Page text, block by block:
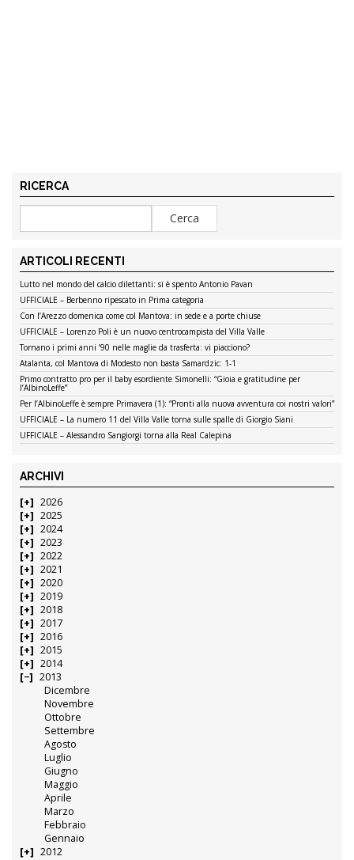
RICERCA
ARTICOLI RECENTI
Lutto nel mondo del calcio dilettanti: si è spento Antonio Pavan
UFFICIALE – Berbenno ripescato in Prima categoria
Con l’Arezzo domenica come col Mantova: in sede e a porte chiuse
UFFICIALE – Lorenzo Poli è un nuovo centrocampista del Villa Valle
Tornano i primi anni ’90 nelle maglie da trasferta: vi piacciono?
Atalanta, col Mantova di Modesto non basta Samardzic: 1-1
Primo contratto pro per il baby esordiente Simonelli: “Gioia e gratitudine per
l’AlbinoLeffe”
Per l’AlbinoLeffe è sempre Primavera (1): “Pronti alla nuova avventura coi nostri valori”
UFFICIALE – La numero 11 del Villa Valle torna sulle spalle di Giorgio Siani
UFFICIALE – Alessandro Sangiorgi torna alla Real Calepina
ARCHIVI
2026
2025
2024
2023
2022
2021
2020
2019
2018
2017
2016
2015
2014
2013
Dicembre
Novembre
Ottobre
Settembre
Agosto
Luglio
Giugno
Maggio
Aprile
Marzo
Febbraio
Gennaio
2012